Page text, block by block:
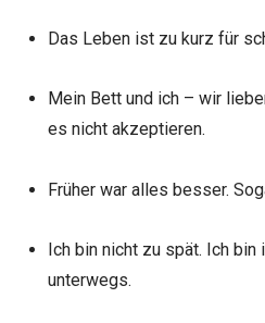
Das Leben ist zu kurz für
Mein Bett und ich – wir
es nicht akzeptieren.
Früher war alles besser.
Ich bin nicht zu spät. Ich
unterwegs.